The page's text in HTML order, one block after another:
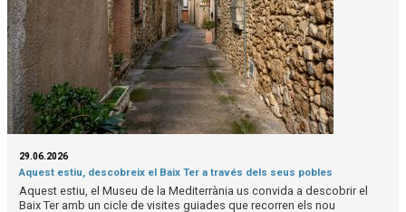
29.06.2026
Aquest estiu, descobreix el Baix Ter a través dels seus pobles
Aquest estiu, el Museu de la Mediterrània us convida a descobrir el
Baix Ter amb un cicle de visites guiades que recorren els nou